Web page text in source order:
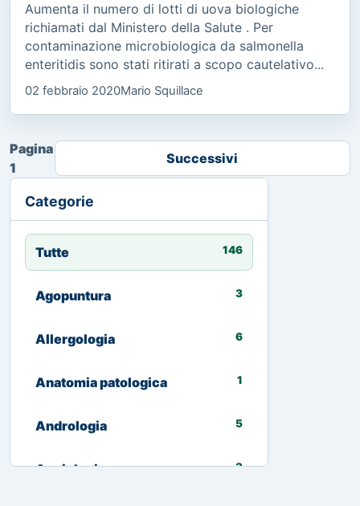
Categorie
Tutte 146
Agopuntura 3
Allergologia 6
Anatomia patologica 1
Andrologia 5
Angiologia 3
Aumenta il numero di lotti di uova biologiche
richiamati dal Ministero della Salute . Per
contaminazione microbiologica da salmonella
enteritidis sono stati ritirati a scopo cautelativo...
02 febbraio 2020Mario Squillace
Pagina
1
Successivi